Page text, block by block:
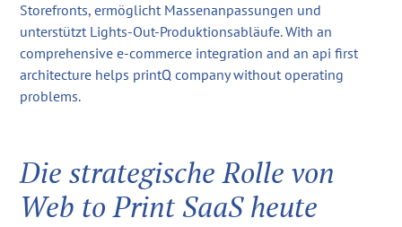
Storefronts, ermöglicht Massenanpassungen und
unterstützt Lights-Out-Produktionsabläufe. With an
comprehensive e-commerce integration and an api first
architecture helps printQ company without operating
problems.
Die strategische Rolle von
Web to Print SaaS heute